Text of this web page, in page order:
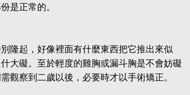
是正常的。
隆起，好像裡面有什麼東西把它推出來似
大礙。至於輕度的雞胸或漏斗胸是不會妨礙
觀察到二歲以後，必要時才以手術矯正。